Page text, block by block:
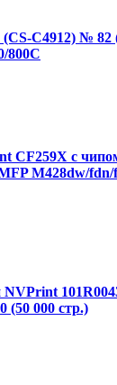
C4912) №
800C
CF259X с
M428dw/fdn/
(50 000 стр.)